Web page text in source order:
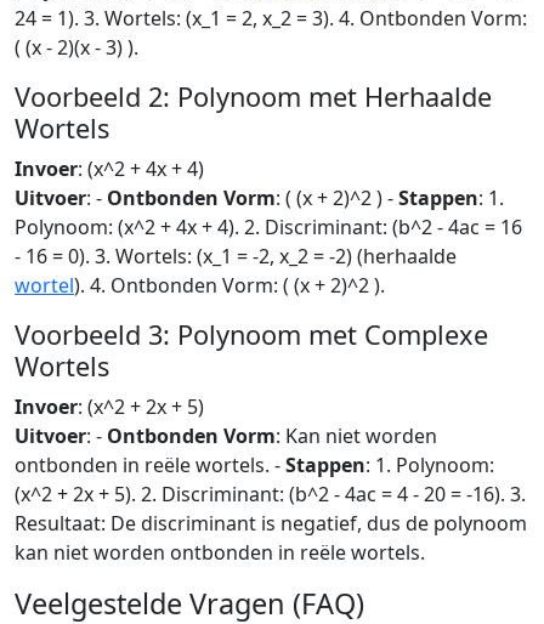
24 = 1). 3. Wortels: (x_1 = 2, x_2 = 3). 4. Ontbonden Vorm:
( (x - 2)(x - 3) ).
Voorbeeld 2: Polynoom met Herhaalde
Wortels
Invoer: (x^2 + 4x + 4)
Uitvoer: - Ontbonden Vorm: ( (x + 2)^2 ) -Stappen: 1.
Polynoom: (x^2 + 4x + 4). 2. Discriminant: (b^2 - 4ac = 16
- 16 = 0). 3. Wortels: (x_1 = -2, x_2 = -2) (herhaalde
wortel). 4. Ontbonden Vorm: ( (x + 2)^2 ).
Voorbeeld 3: Polynoom met Complexe
Wortels
Invoer: (x^2 + 2x + 5)
Uitvoer: - Ontbonden Vorm: Kan niet worden
ontbonden in reële wortels. -Stappen: 1. Polynoom:
(x^2 + 2x + 5). 2. Discriminant: (b^2 - 4ac = 4 - 20 = -16). 3.
Resultaat: De discriminant is negatief, dus de polynoom
kan niet worden ontbonden in reële wortels.
Veelgestelde Vragen (FAQ)